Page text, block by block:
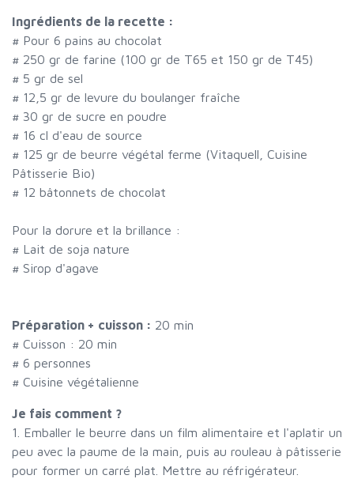
Ingrédients de la recette :
# Pour 6 pains au chocolat
# 250 gr de farine (100 gr de T65 et 150 gr de T45)
# 5 gr de sel
# 12,5 gr de levure du boulanger fraîche
# 30 gr de sucre en poudre
# 16 cl d'eau de source
# 125 gr de beurre végétal ferme (Vitaquell, Cuisine
Pâtisserie Bio)
# 12 bâtonnets de chocolat
Pour la dorure et la brillance :
# Lait de soja nature
# Sirop d'agave
Préparation + cuisson : 20 min
# Cuisson : 20 min
# 6 personnes
# Cuisine végétalienne
Je fais comment ?
1. Emballer le beurre dans un film alimentaire et l'aplatir un
peu avec la paume de la main, puis au rouleau à pâtisserie
pour former un carré plat. Mettre au réfrigérateur.